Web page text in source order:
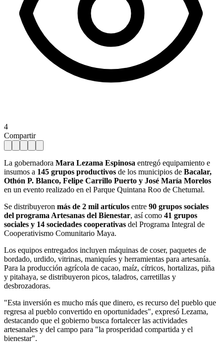
4
Compartir
La gobernadora Mara Lezama Espinosa entregó equipamiento e
insumos a 145 grupos productivos de los municipios de Bacalar,
Othón P. Blanco, Felipe Carrillo Puerto y José María Morelos
en un evento realizado en el Parque Quintana Roo de Chetumal.
Se distribuyeron más de 2 mil artículos entre 90 grupos sociales
del programa Artesanas del Bienestar, así como 41 grupos
sociales y 14 sociedades cooperativas del Programa Integral de
Cooperativismo Comunitario Maya.
Los equipos entregados incluyen máquinas de coser, paquetes de
bordado, urdido, vitrinas, maniquíes y herramientas para artesanía.
Para la producción agrícola de cacao, maíz, cítricos, hortalizas, piña
y pitahaya, se distribuyeron picos, taladros, carretillas y
desbrozadoras.
"Esta inversión es mucho más que dinero, es recurso del pueblo que
regresa al pueblo convertido en oportunidades", expresó Lezama,
destacando que el gobierno busca fortalecer las actividades
artesanales y del campo para "la prosperidad compartida y el
bienestar".